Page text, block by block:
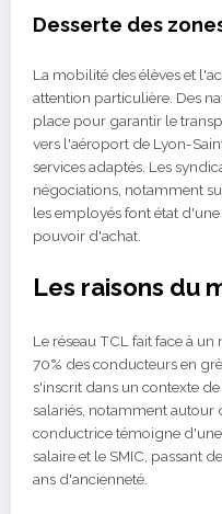
Desserte des
La mobilité des élèves et
attention particulière. Des
place pour garantir le
vers l'aéroport de Lyon-
services adaptés. Les
négociations, notamment
les employés font état
pouvoir d'achat.
Les raisons du
Le réseau TCL fait face à
70% des conducteurs en
s'inscrit dans un contexte
salariés, notamment autour
conductrice témoigne
salaire et le SMIC, passant
ans d'ancienneté.